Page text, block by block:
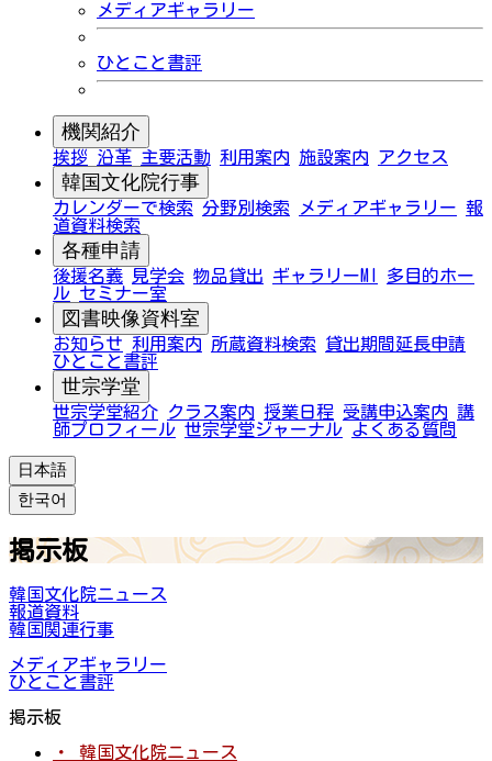
メディアギャラリー
ひとこと書評
機関紹介
挨拶 沿革 主要活動 利用案内 施設案内 アクセス
韓国文化院行事
カレンダーで検索 分野別検索 メディアギャラリー 報
道資料検索
各種申請
後援名義 見学会 物品貸出 ギャラリーMI
多目的ホー
ル セミナー室
図書映像資料室
お知らせ 利用案内 所蔵資料検索
貸出期間延長申請
ひとこと書評
世宗学堂
世宗学堂紹介 クラス案内 授業日程 受講申込案内 講
師プロフィール 世宗学堂ジャーナル よくある質問
日本語
한국어
掲示板
韓国文化院ニュース
報道資料
韓国関連行事
メディアギャラリー
ひとこと書評
掲示板
・ 韓国文化院ニュース